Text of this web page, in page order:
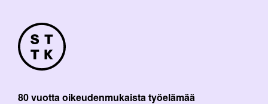
80 vuotta oikeudenmukaista työelämää